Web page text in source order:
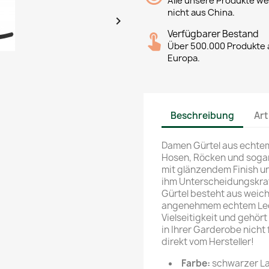

nicht aus China.
Verfügbarer Bestand
Über 500.000
Europa.
Beschreibung
Damen Gürtel aus
Hosen, Röcken und
mit glänzendem Finish
ihm
Gürtel besteht aus
angenehmem echtem
Vielseitigkeit und
in Ihrer Garderobe
direkt vom Hersteller!
Farbe: schwarzer